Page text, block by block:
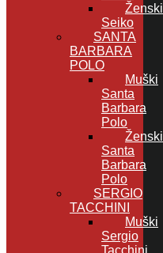
Ženski
Seiko
SANTA
BARBARA
POLO
Muški
Santa
Barbara
Polo
Ženski
Santa
Barbara
Polo
SERGIO
TACCHINI
Muški
Sergio
Tacchini